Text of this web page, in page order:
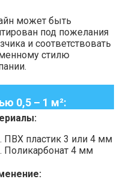
может быть
под пожелания
и соответствовать
стилю
0,5 – 1 м²:
ПВХ пластик 3 или 4 мм
Поликарбонат 4 мм